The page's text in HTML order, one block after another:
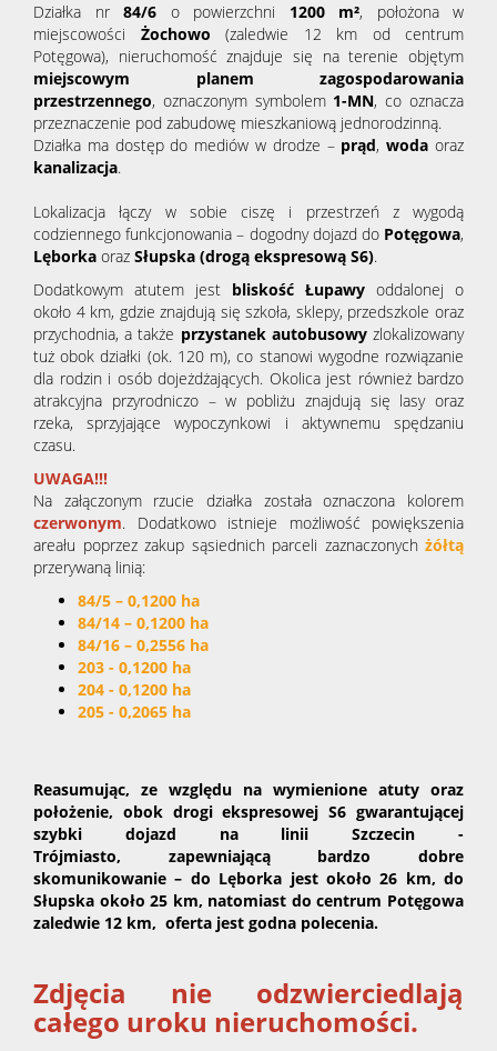
Działka nr 84/6 o powierzchni 1200 m²,
położona w
miejscowości Żochowo (zaledwie 12 km od centrum
Potęgowa), nieruchomośćznajduje się na terenie objętym
miejscowym planem zagospodarowania
przestrzennego, oznaczonym symbolem 1-MN, co oznacza
przeznaczenie pod zabudowę mieszkaniową jednorodzinną.
Działka ma dostęp do mediów w drodze – prąd,wodaoraz
kanalizacja.
Lokalizacja łączy w sobie ciszę i przestrzeń z wygodą
codziennego funkcjonowania – dogodny dojazd do Potęgowa,
Lęborka oraz Słupska (drogą ekspresową S6).
Dodatkowym atutem jest bliskość Łupawy oddalonej o
około 4 km, gdzie znajdują się szkoła, sklepy, przedszkole oraz
przychodnia, a także przystanek autobusowyzlokalizowany
tuż obok działki (ok. 120 m), co stanowi wygodne rozwiązanie
dla rodzin i osób dojeżdżających. Okolica jest również bardzo
atrakcyjna przyrodniczo – w pobliżu znajdują się lasy oraz
rzeka, sprzyjające wypoczynkowi i aktywnemu spędzaniu
czasu.
UWAGA!!!
Na załączonym rzucie działka została oznaczona kolorem
czerwonym. Dodatkowo istnieje możliwość powiększenia
areału poprzez zakup sąsiednich parceli zaznaczonych żółtą
przerywaną linią:
84/5 – 0,1200 ha
84/14 – 0,1200 ha
84/16 – 0,2556 ha
203 - 0,1200 ha
204 - 0,1200 ha
205 - 0,2065 ha
Reasumując, ze względu na wymienione atuty oraz
położenie, obok drogi ekspresowej S6 gwarantującej
szybki dojazd na linii Szczecin -
Trójmiasto, zapewniającą bardzo dobre
skomunikowanie – do Lęborka jest około 26 km, do
Słupska około 25 km, natomiast do centrum Potęgowa
zaledwie 12 km, oferta jest godna polecenia.
Zdjęcia nie odzwierciedlają
całego uroku nieruchomości.